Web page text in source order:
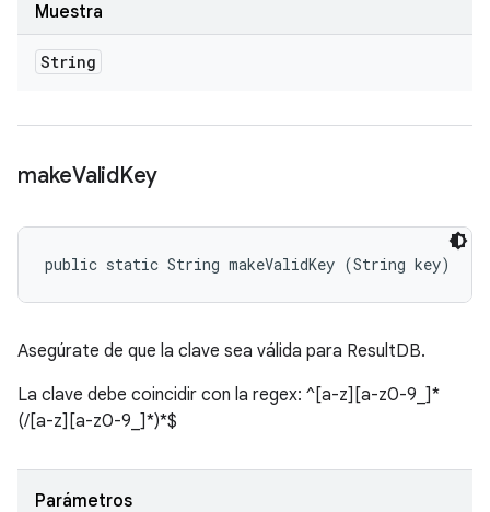
Muestra
String
makeValidKey
public static String makeValidKey (String key)
Asegúrate de que la clave sea válida para ResultDB.
La clave debe coincidir con la regex: ^[a-z][a-z0-9_]*
(/[a-z][a-z0-9_]*)*$
Parámetros